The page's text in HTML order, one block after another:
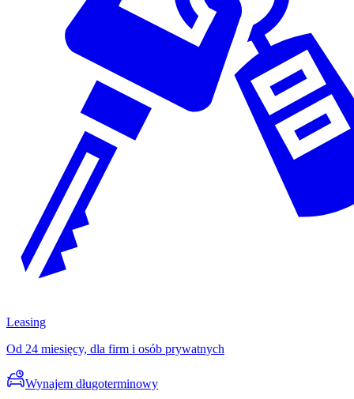
Leasing
Od 24 miesięcy, dla firm i osób prywatnych
Wynajem długoterminowy